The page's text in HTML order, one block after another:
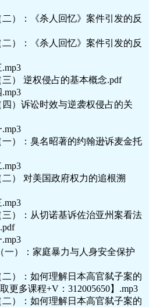
二）：《杀人回忆》案件引发的反
二）：《杀人回忆》案件引发的反
三） 逆权侵占的基本概念.pdf
四）诉讼时效与逆袭权侵占的关
一）：臭名昭著的约翰逊诉麦金托
二） 对美国政府权力的追根溯
三）：从切诺基诉佐治亚州案看法
一）：家庭暴力与人身安全保护
二）：如何理解日本高官弑子案的
更多课程+V：312005650】.mp3
二）：如何理解日本高官弑子案的